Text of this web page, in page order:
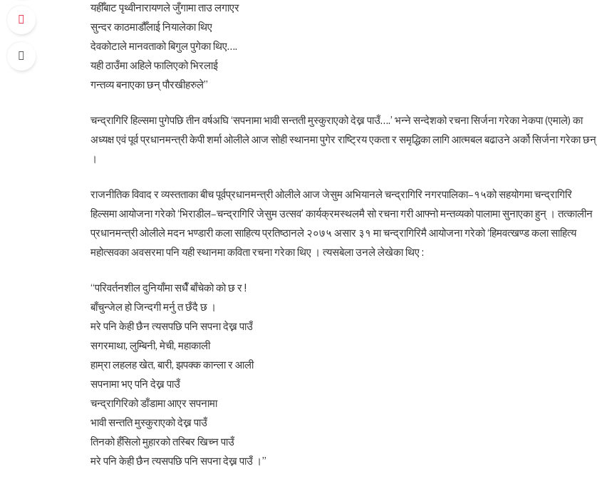
यहीँबाट पृथ्वीनारायणले जुँगामा ताउ लगाएर
सुन्दर काठमाडौँलाई नियालेका थिए
देवकोटाले मानवताको बिगुल पुगेका थिए….
यही ठाउँमा अहिले फालिएको भिरलाई
गन्तव्य बनाएका छन् पौरखीहरुले”
चन्द्रागिरि हिल्समा पुगेपछि तीन वर्षअघि ‘सपनामा भावी सन्तती मुस्कुराएको देख्न पाउँ….’ भन्ने सन्देशको रचना सिर्जना गरेका नेकपा (एमाले) का
अध्यक्ष एवं पूर्व प्रधानमन्त्री केपी शर्मा ओलीले आज सोही स्थानमा पुगेर राष्ट्रिय एकता र समृद्धिका लागि आत्मबल बढाउने अर्को सिर्जना गरेका छन्
।
राजनीतिक विवाद र व्यस्तताका बीच पूर्वप्रधानमन्त्री ओलीले आज जेसुम अभियानले चन्द्रागिरि नगरपालिका–१५को सहयोगमा चन्द्रागिरि
हिल्समा आयोजना गरेको ‘भिराडील–चन्द्रागिरि जेसुम उत्सव’ कार्यक्रमस्थलमै सो रचना गरी आफ्नो मन्तव्यको पालामा सुनाएका हुन् । तत्कालीन
प्रधानमन्त्री ओलीले मदन भण्डारी कला साहित्य प्रतिष्ठानले २०७५ असार ३१ मा चन्द्रागिरिमै आयोजना गरेको ‘हिमवत्खण्ड कला साहित्य
महोत्सवका अवसरमा पनि यही स्थानमा कविता रचना गरेका थिए । त्यसबेला उनले लेखेका थिए :
“परिवर्तनशील दुनियाँमा सधैँ बाँचेको को छ र !
बाँचुन्जेल हो जिन्दगी मर्नु त छँदै छ ।
मरे पनि केही छैन त्यसपछि पनि सपना देख्न पाउँ
सगरमाथा, लुम्बिनी, मेची, महाकाली
हाम्रा लहलह खेत, बारी, झपक्क कान्ला र आली
सपनामा भए पनि देख्न पाउँ
चन्द्रागिरिको डाँडामा आएर सपनामा
भावी सन्तति मुस्कुराएको देख्न पाउँ
तिनको हँसिलो मुहारको तस्बिर खिच्न पाउँ
मरे पनि केही छैन त्यसपछि पनि सपना देख्न पाउँ ।”